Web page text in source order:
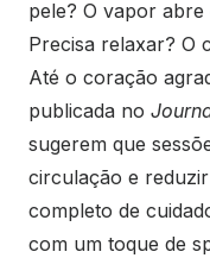
pele? O vapor
Precisa relaxar? O
Até o coração
publicada no
sugerem que
circulação e
completo de
com um toque de